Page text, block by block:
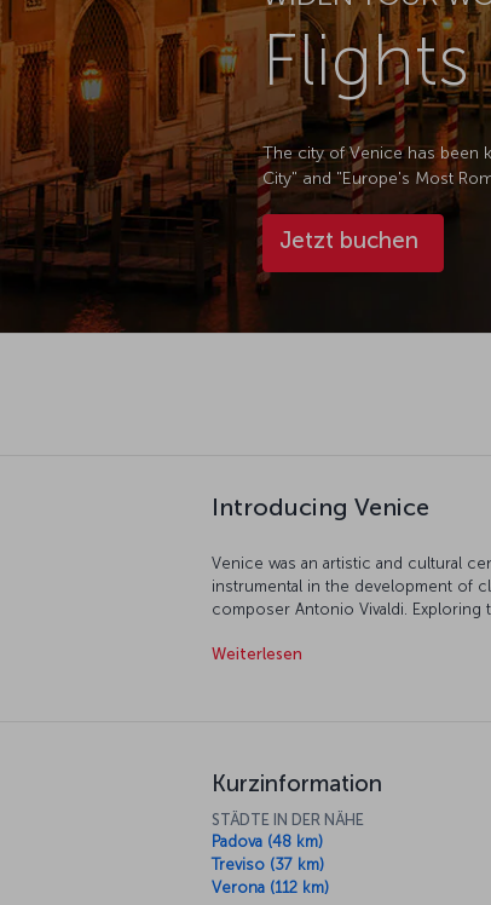
The city of Venice has been
City" and "Europe's Most
Jetzt buchen
Introducing Venice
Venice was an artistic and cultural
instrumental in the development of
composer Antonio Vivaldi. Exploring
you might just hear the sounds of
Weiterlesen
Kurzinformation
STÄDTE IN DER NÄHE
Padova (48 km)
Treviso (37 km)
Verona (112 km)